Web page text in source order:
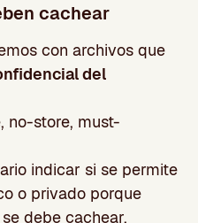
cachear
con archivos que
del
no-store, must-
indicar si se permite
o privado porque
debe cachear.